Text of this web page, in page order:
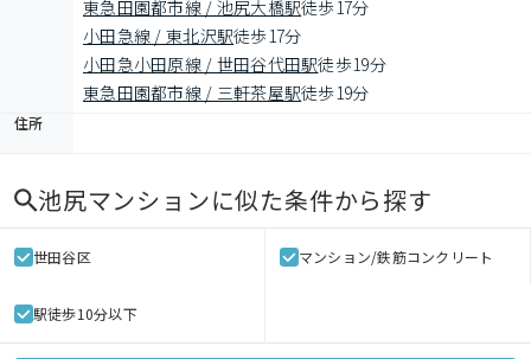
東急田園都市線 / 池尻大橋駅徒歩17分
小田急線 / 東北沢駅徒歩17分
小田急小田原線 / 世田谷代田駅徒歩19分
東急田園都市線 / 三軒茶屋駅徒歩19分
住所
池尻マンションに似た条件から探す
世田谷区 マンション/鉄筋コンクリート
駅徒歩10分以下